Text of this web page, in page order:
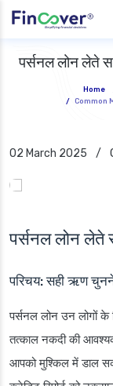
पर्सनल लोन लेते
Home
/ Common
02 March 2025 /
पर्सनल लोन लेते
परिचय: सही ऋण
पर्सनल लोन उन लोगों के
तत्काल नकदी की
आपको मुश्किल में डाल